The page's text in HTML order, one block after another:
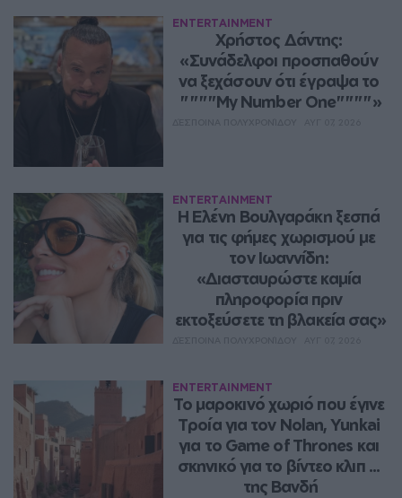
ENTERTAINMENT
Χρήστος Δάντης:
«Συνάδελφοι προσπαθούν
να ξεχάσουν ότι έγραψα το
""""My Number One""""»
ENTERTAINMENT
Η Ελένη Βουλγαράκη ξεσπά
για τις φήμες χωρισμού με
τον Ιωαννίδη:
«Διασταυρώστε καμία
πληροφορία πριν
εκτοξεύσετε τη βλακεία σας»
ENTERTAINMENT
Το μαροκινό χωριό που έγινε
Τροία για τον Nolan, Yunkai
για το Game of Thrones και
σκηνικό για το βίντεο κλιπ ...
της Βανδή